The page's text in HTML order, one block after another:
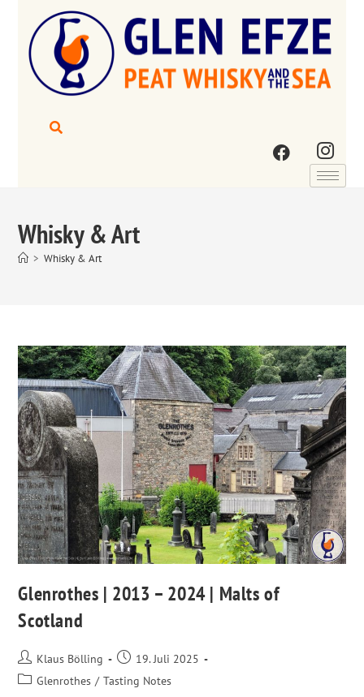
Whisky & Art
> Whisky & Art
Glenrothes | 2013 – 2024 | Malts of
Scotland
Klaus Bölling
19. Juli 2025
Glenrothes / Tasting Notes